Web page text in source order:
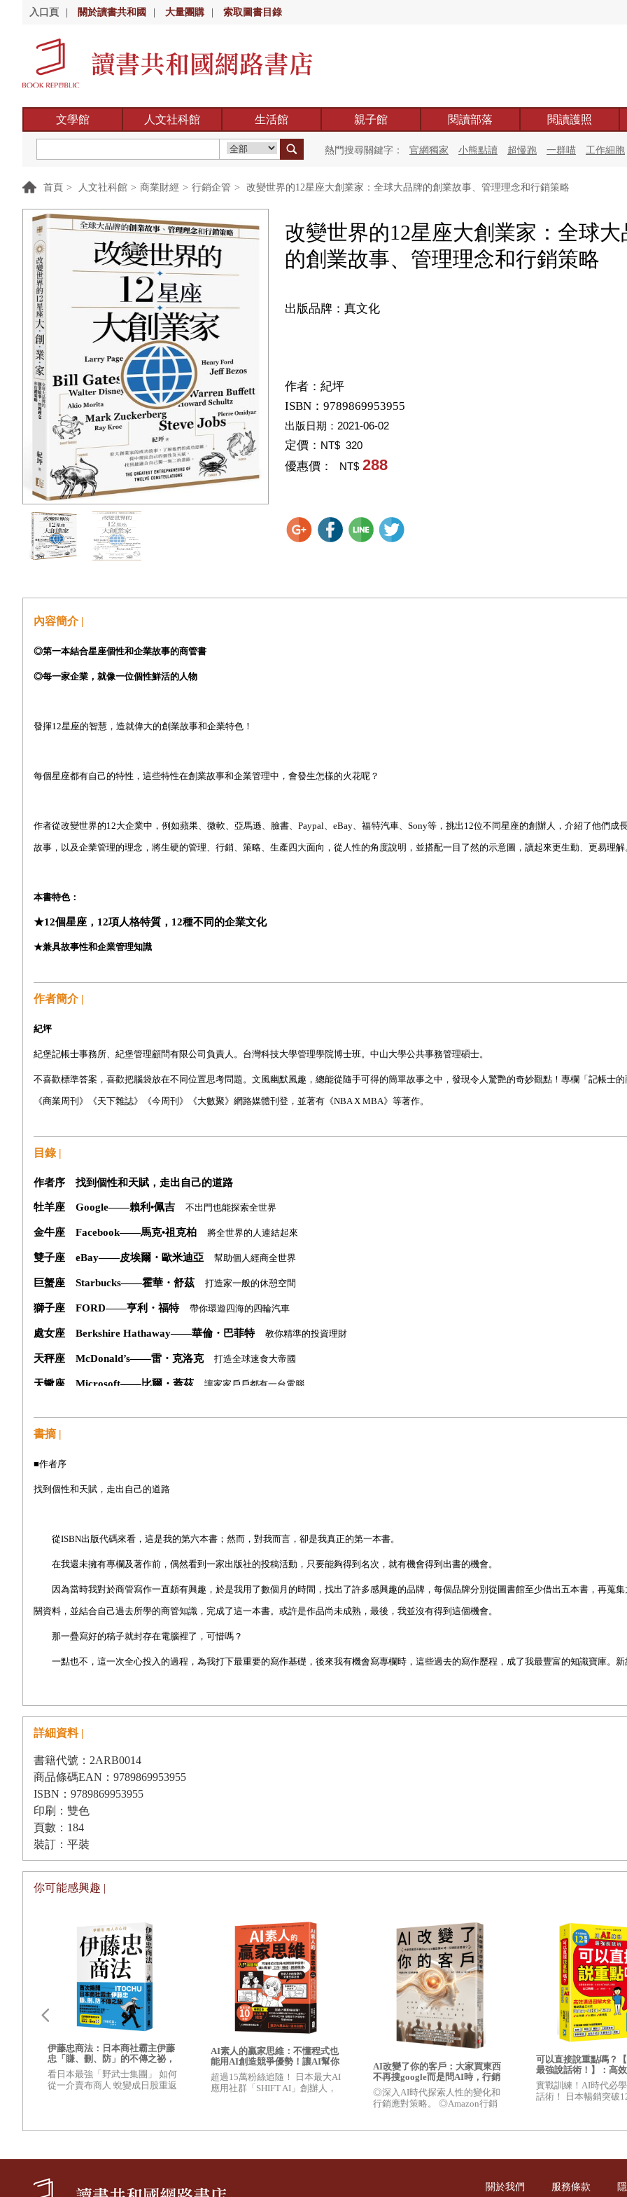
入口頁 關於讀書共和國 大量團購 索取圖書目錄
文學館 人文社科館 生活館 親子館 閱讀部落 閱讀護照
熱門搜尋關鍵字： 官網獨家 小熊點讀 超慢跑 一群喵 工作細胞
首頁 > 人文社科館 > 商業財經 > 行銷企管 > 改變世界的12星座大創業家：全球大品牌的創業故事、管理理念和行銷策略
改變世界的12星座大創業家：全球大
的創業故事、管理理念和行銷策略
出版品牌：真文化
作者： 紀坪
ISBN：9789869953955
出版日期： 2021-06-02
定價： NT$ 320
優惠價： NT$ 288
內容簡介 |
◎第一本結合星座個性和企業故事的商管書
◎每一家企業，就像一位個性鮮活的人物
發揮12星座的智慧，造就偉大的創業故事和企業特色！
每個星座都有自己的特性，這些特性在創業故事和企業管理中，會發生怎樣的火花呢？
作者從改變世界的12大企業中，例如蘋果、微軟、亞馬遜、臉書、Paypal、eBay、福特汽車、Sony等，挑出12位不同星座的創辦人，介紹了他們成
故事，以及企業管理的理念，將生硬的管理、行銷、策略、生產四大面向，從人性的角度說明，並搭配一目了然的示意圖，讀起來更生動、更易理解
本書特色：
★12個星座，12項人格特質，12種不同的企業文化
★兼具故事性和企業管理知識
作者簡介 |
紀坪
紀堡記帳士事務所、紀堡管理顧問有限公司負責人。台灣科技大學管理學院博士班。中山大學公共事務管理碩士。
不喜歡標準答案，喜歡把腦袋放在不同位置思考問題。文風幽默風趣，總能從隨手可得的簡單故事之中，發現令人驚艷的奇妙觀點！專欄「記帳士
《商業周刊》《天下雜誌》《今周刊》《大數聚》網路媒體刊登 ，並著有《NBA X MBA》等著作。
目錄 |
作者序 找到個性和天賦，走出自己的道路
牡羊座 Google——賴利•佩吉 不出門也能探索全世界
金牛座 Facebook——馬克•祖克柏 將全世界的人連結起來
雙子座 eBay——皮埃爾・歐米迪亞 幫助個人經商全世界
巨蟹座 Starbucks——霍華・舒茲 打造家一般的休憩空間
獅子座 FORD——亨利・福特 帶你環遊四海的四輪汽車
處女座 Berkshire Hathaway——華倫・ 巴菲特 教你精準的投資理財
天秤座 McDonald’s——雷・克洛克 打造全球速食大帝國
天蠍座 Microsoft——比爾 ・ 蓋茲 讓家家戶戶都有一台電腦
摩羯座
水瓶座 Sony——
雙魚座Apple ——史蒂夫・賈伯斯
書摘 |
■作者序
找到個性和天賦，走出自己的道路
從ISBN出版代碼來看，這是我的第六本書；然而，對我而言，卻是我真正的第一本書。
在我還未擁有專欄及著作前，偶然看到一家出版社的投稿活動，只要能夠得到名次，就有機會得到出書的機會。
因為當時我對於商管寫作一直頗有興趣，於是我用了數個月的時間，找出了許多感興趣的品牌，每個品牌分別從圖書館至少借出五本書，再蒐集
關資料，並結合自己過去所學的商管知識，完成了這一本書。或許是作品尚未成熟，最後，我並沒有得到這個機會。
那一疊寫好的稿子就封存在電腦裡了，可惜嗎？
一點也不，這一次全心投入的過程，為我打下最重要的寫作基礎，後來我有機會寫專欄時，這些過去的寫作歷程，成了我最豐富的知識寶庫。新
而第二個收獲，則是在大量閱讀及重組知識的過程中，我得到了一個心得，就是品牌創業的成功，從來沒有「標準答案」。
一樣是管理，
一樣是行銷，Ford汽車的亨利・福特採用增加供給並壓低售價的「價格行銷」；
一樣是策略， McDonald’s 的雷・克洛克採用「特許加盟」展店成功；
換言之，每一個品牌、每一個創業家都擁有不同的成功之道及「個性」，即使面對同一個問題，每個人的最佳解法也一定不同。我認為這樣的現
二星座的意涵，每一個星座都有自己的「個性」及「長處」。
問，就成了這本書的藍圖及架構。
看別人的成功故事，了解他人的成功思維，絕非是要去複製他人的成功模式，而是要把這些作為我們自己的知識庫及養份，再打破固有的框架，
的個性及天賦，進而找到一條獨一無二、最適合自己的道路。
這本書是我的創作起點，是我的商管筆記，更是我獨立思考、知識梳理及商管寫作的啟蒙恩師。經過這幾年不斷的寫作經驗，以及商管知識的沉
書經過了大幅修訂，希望它也能為你帶來一點點的啟發。
紀坪
2021
處女座之形徽以一個少女秀髮為形，象徵著完美主義。
詳細資料 |
書籍代號：2ARB0014
商品條碼EAN：9789869953955
ISBN：9789869953955
印刷：雙色
頁數：184
裝訂：平裝
你可能感興趣 |
伊藤忠商法：日本商社霸主伊藤
忠「賺、刪、防」的不傳之祕，
81個讓巴菲特重押五十年的商戰
哲學
看日本最強「野武士集團」 如何
從一介賣布商人 蛻變成日股重返
AI素人的贏家思維：不懂程式也
能用AI創造競爭優勢！讓AI幫你
工作、賺錢、創造機會，普通人
也能做到的未來生存法則【入門
超圖解】
超過15萬粉絲追隨！ 日本最大AI
應用社群「SHIFT AI」創辦人，
AI改變了你的客戶：大家買東西
不再搜google而是問AI時，行銷
該怎麼做？
◎深入AI時代探索人性的變化和
行銷應對策略。 ◎Amazon行銷
可以直接說重點嗎？
最強說話術！】：高
大全，獨創「詞彙量×
達力」黃金三公式，
順、人緣好、評價高
實戰訓練！AI時代必
話術！ 日本暢銷突破
高手
關於我們 服務條款